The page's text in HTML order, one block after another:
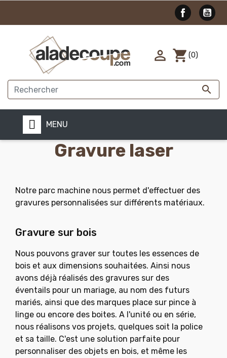

 shopping_cart (0)
MENU
Gravure laser
Notre parc machine nous permet d'effectuer des
gravures personnalisées sur différents matériaux.
Gravure sur bois
Nous pouvons graver sur toutes les essences de
bois et aux dimensions souhaitées. Ainsi nous
avons déjà réalisés des gravures sur des
éventails pour un mariage, au nom des futurs
mariés, ainsi que des marques place sur pince à
linge ou encore des boites. A l'unité ou en série,
nous réalisons vos projets, quelques soit la police
et sa taille. C'est une solution parfaite pour
personnaliser des objets en bois, et même les